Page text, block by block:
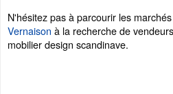
N'hésitez pas à parcourir les
Vernaison à la recherche de
mobilier design scandinave.